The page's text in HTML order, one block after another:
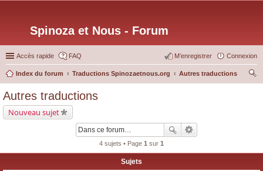
Spinoza et Nous - Forum
Accès rapide FAQ Connexion
M’enregistrer
Index du forum Traductions Spinozaetnous.org
Autres traductions
Autres traductions
Nouveau sujet
4 sujets • Page 1 sur 1
Sujets